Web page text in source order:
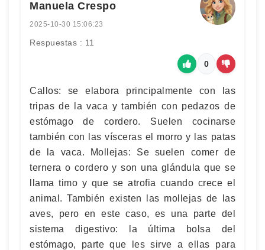
Manuela Crespo
2025-10-30 15:06:23
Respuestas : 11
0
Callos: se elabora principalmente con las
tripas de la vaca y también con pedazos de
estómago de cordero. Suelen cocinarse
también con las vísceras el morro y las patas
de la vaca. Mollejas: Se suelen comer de
ternera o cordero y son una glándula que se
llama timo y que se atrofia cuando crece el
animal. También existen las mollejas de las
aves, pero en este caso, es una parte del
sistema digestivo: la última bolsa del
estómago, parte que les sirve a ellas para